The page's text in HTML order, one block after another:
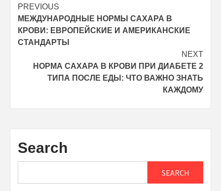
Post
navigation
PREVIOUS
МЕЖДУНАРОДНЫЕ НОРМЫ САХАРА В
КРОВИ: ЕВРОПЕЙСКИЕ И АМЕРИКАНСКИЕ
СТАНДАРТЫ
NEXT
НОРМА САХАРА В КРОВИ ПРИ ДИАБЕТЕ 2
ТИПА ПОСЛЕ ЕДЫ: ЧТО ВАЖНО ЗНАТЬ
КАЖДОМУ
Search
SEARCH